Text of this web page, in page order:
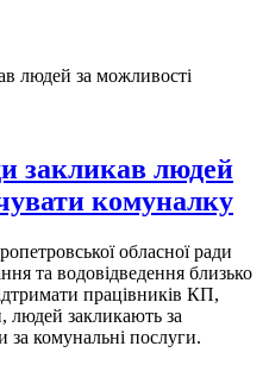
закликав людей
комуналку
обласної ради
та водовідведення близько
працівників КП,
людей закликають за
за комунальні послуги.